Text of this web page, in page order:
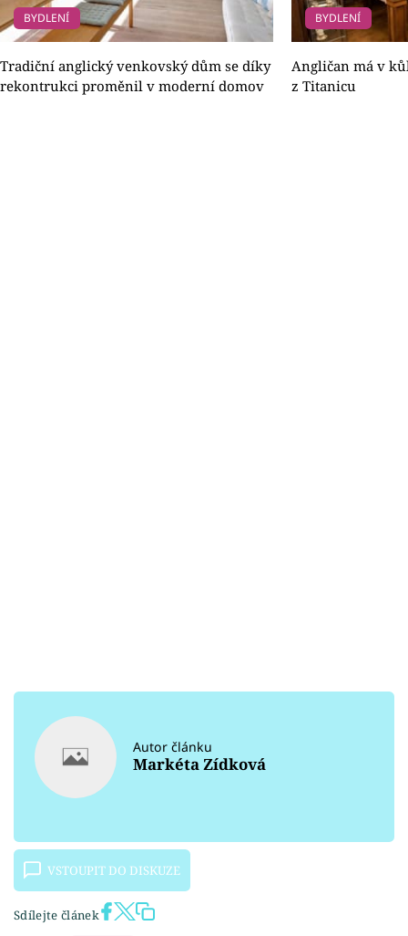
BYDLENÍ
Tradiční anglický venkovský dům se díky
rekontrukci proměnil v moderní domov
BYDLENÍ
Angličan má v
z Titanicu
Autor článku
Markéta Zídková
VSTOUPIT DO DISKUZE
Sdílejte článek